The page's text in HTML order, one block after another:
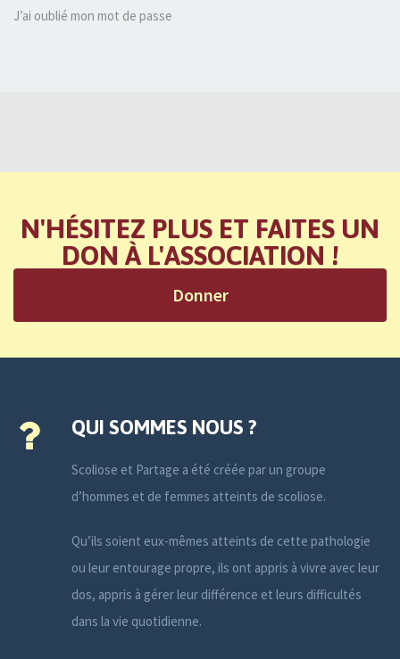
J’ai oublié mon mot de passe
N'HÉSITEZ PLUS ET FAITES UN
DON À L'ASSOCIATION !
Donner
QUI SOMMES NOUS ?
Scoliose et Partage a été créée par un groupe
d’hommes et de femmes atteints de scoliose.
Qu’ils soient eux-mêmes atteints de cette pathologie
ou leur entourage propre, ils ont appris à vivre avec leur
dos, appris à gérer leur différence et leurs difficultés
dans la vie quotidienne.